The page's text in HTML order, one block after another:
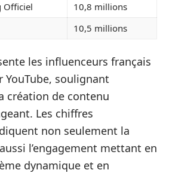
Officiel
10,8 millions
10,5 millions
les influenceurs français
YouTube, soulignant
création de contenu
Les chiffres
non seulement la
l’engagement mettant en
dynamique et en